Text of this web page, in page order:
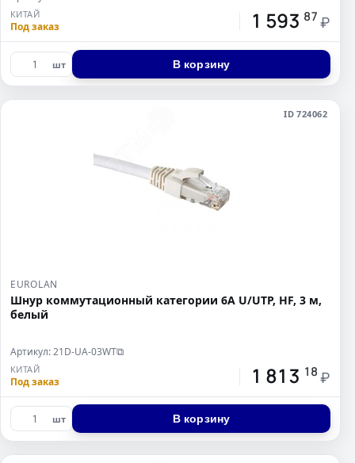
КИТАЙ
Под заказ 1 593 87 ₽
шт В корзину
ID 724062
EUROLAN
Шнур коммутационный категории 6A U/UTP, HF, 3 м,
белый
Артикул: 21D-UA-03WT⧉
КИТАЙ
Под заказ 1 813 18 ₽
шт В корзину